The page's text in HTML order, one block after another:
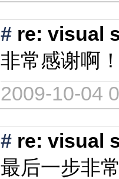
# re: visual
非常感谢啊
2009-10-04
# re: visual
最后一步非